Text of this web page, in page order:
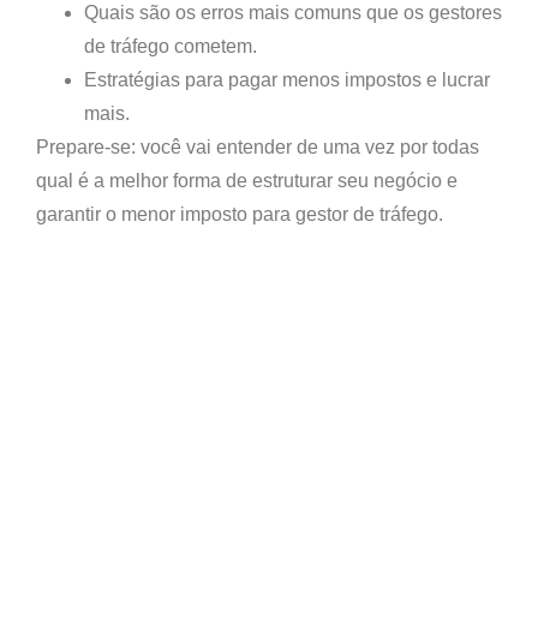
Quais são os erros mais comuns que os gestores
de tráfego cometem.
Estratégias para pagar menos impostos e lucrar
mais.
Prepare-se: você vai entender de uma vez por todas
qual é a melhor forma de estruturar seu negócio e
garantir o menor imposto para gestor de tráfego.